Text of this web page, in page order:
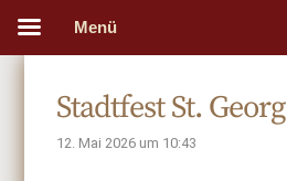
Stadtfest St. Georg
12. Mai 2026 um 10:43
Menü